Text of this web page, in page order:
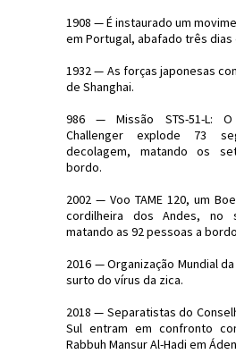
1908 — É instaurado um
em Portugal, abafado três dias
1932 — As forças japonesas
de Shanghai.
986 — Missão STS-51-L:
Challenger explode 73
decolagem, matando os
bordo.
2002 — Voo TAME 120, um
cordilheira dos Andes, no
matando as 92 pessoas a
2016 — Organização Mundial
surto do vírus da zica.
2018 — Separatistas do
Sul entram em confronto
Rabbuh Mansur Al-Hadi em